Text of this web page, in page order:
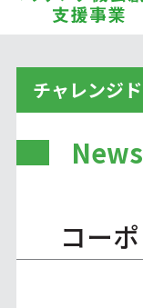
チャレンジ
News
コー